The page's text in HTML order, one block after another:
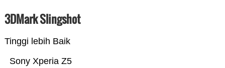
3DMark Slingshot
Tinggi lebih Baik
Sony Xperia Z5